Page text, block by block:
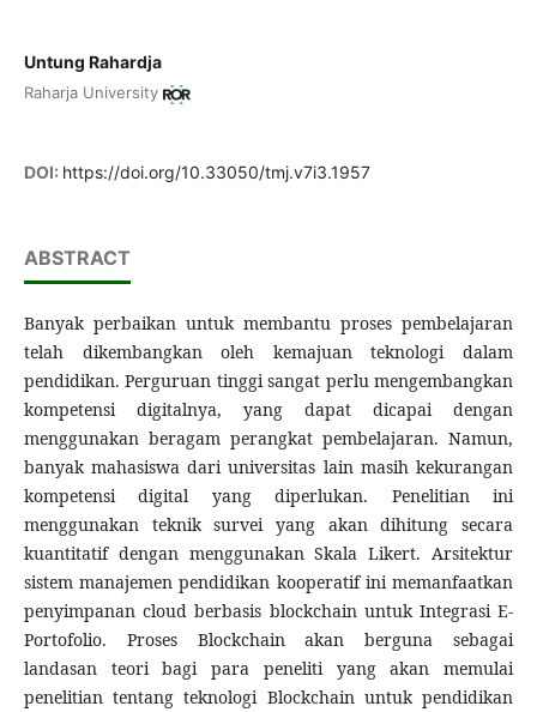
Untung Rahardja
Raharja University
DOI: https://doi.org/10.33050/tmj.v7i3.1957
ABSTRACT
Banyak perbaikan untuk membantu proses pembelajaran
telah dikembangkan oleh kemajuan teknologi dalam
pendidikan. Perguruan tinggi sangat perlu mengembangkan
kompetensi digitalnya, yang dapat dicapai dengan
menggunakan beragam perangkat pembelajaran. Namun,
banyak mahasiswa dari universitas lain masih kekurangan
kompetensi digital yang diperlukan. Penelitian ini
menggunakan teknik survei yang akan dihitung secara
kuantitatif dengan menggunakan Skala Likert. Arsitektur
sistem manajemen pendidikan kooperatif ini memanfaatkan
penyimpanan cloud berbasis blockchain untuk Integrasi E-
Portofolio. Proses Blockchain akan berguna sebagai
landasan teori bagi para peneliti yang akan memulai
penelitian tentang teknologi Blockchain untuk pendidikan